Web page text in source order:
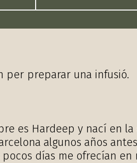
per preparar una infusió.
es Hardeep y nací en
algunos años
días me ofrecían